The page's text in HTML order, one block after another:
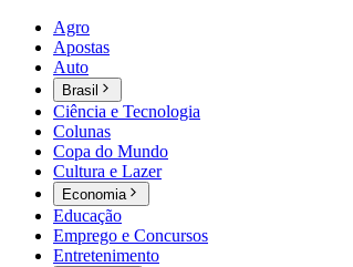
Agro
Apostas
Auto
Brasil
Ciência e Tecnologia
Colunas
Copa do Mundo
Cultura e Lazer
Economia
Educação
Emprego e Concursos
Entretenimento